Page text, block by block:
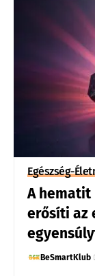
Egészség-
A
erősíti az
BeSmartKlub